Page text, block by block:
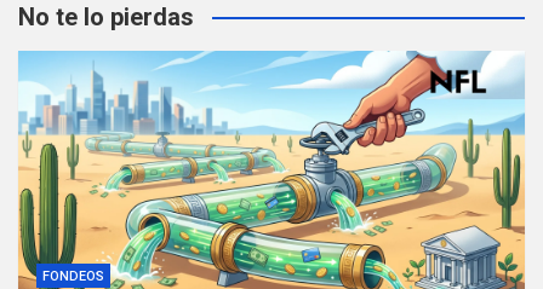
No te lo pierdas
FONDEOS